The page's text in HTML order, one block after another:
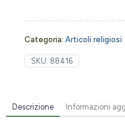
Categoria: Articoli religiosi
SKU: 88416
Descrizione Informazioni